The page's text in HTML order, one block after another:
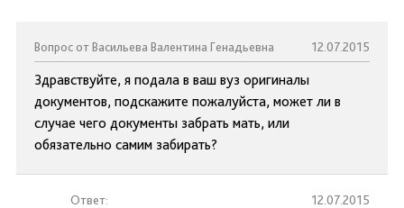
Вопрос от Васильева Валентина Генадьевна 12.07.2015
Здравствуйте, я подала в ваш вуз оригиналы
документов, подскажите пожалуйста, может ли в
случае чего документы забрать мать, или
обязательно самим забирать?
Ответ: 12.07.2015